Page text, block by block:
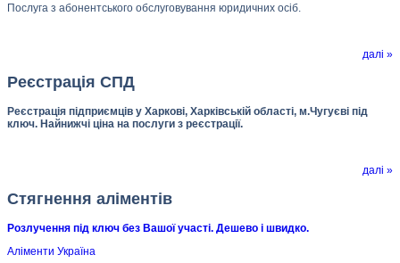
Послуга з абонентського обслуговування юридичних осіб.
далі »
Реєстрація СПД
Реєстрація підприємців у Харкові, Харківській області, м.Чугуєві під
ключ. Найнижчі ціна на послуги з реєстрації.
далі »
Стягнення аліментів
Розлучення під ключ без Вашої участі. Дешево і швидко.
Аліменти Україна